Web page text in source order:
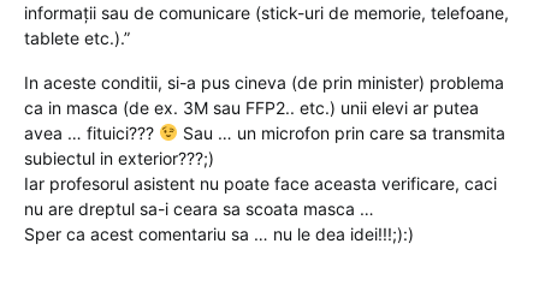
informații sau de comunicare (stick-uri de memorie, telefoane,
tablete etc.).”
In aceste conditii, si-a pus cineva (de prin minister) problema
ca in masca (de ex. 3M sau FFP2.. etc.) unii elevi ar putea
avea … fituici???
Sau … un microfon prin care sa transmita
subiectul in exterior???;)
Iar profesorul asistent nu poate face aceasta verificare, caci
nu are dreptul sa-i ceara sa scoata masca …
Sper ca acest comentariu sa … nu le dea idei!!!;):)